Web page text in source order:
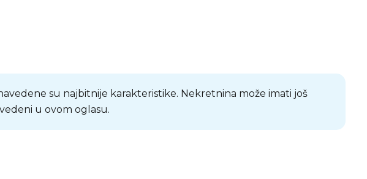
su najbitnije karakteristike. Nekretnina može imati još
u ovom oglasu.